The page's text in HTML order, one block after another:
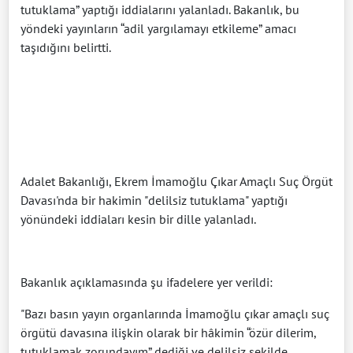
tutuklama” yaptığı iddialarını yalanladı. Bakanlık, bu
yöndeki yayınların “adil yargılamayı etkileme” amacı
taşıdığını belirtti.
Adalet Bakanlığı, Ekrem İmamoğlu Çıkar Amaçlı Suç Örgüt
Davası'nda bir hakimin "delilsiz tutuklama" yaptığı
yönündeki iddiaları kesin bir dille yalanladı.
Bakanlık açıklamasında şu ifadelere yer verildi:
"Bazı basın yayın organlarında İmamoğlu çıkar amaçlı suç
örgütü davasına ilişkin olarak bir hâkimin “özür dilerim,